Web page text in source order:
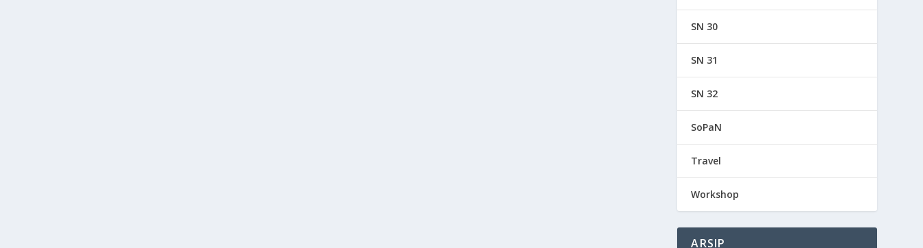
SN 30
SN 31
SN 32
SoPaN
Travel
Workshop
ARSIP